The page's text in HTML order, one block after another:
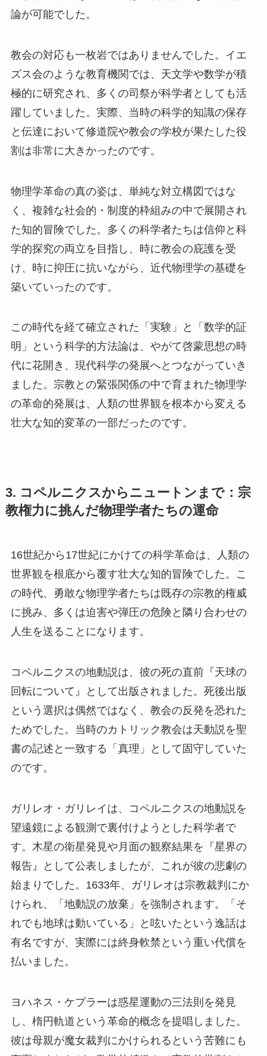
論が可能でした。
教会の対応も一枚岩ではありませんでした。イエ
ズス会のような教育機関では、天文学や数学が積
極的に研究され、多くの司祭が科学者としても活
躍していました。実際、当時の科学的知識の保存
と伝達において修道院や教会の学校が果たした役
割は非常に大きかったのです。
物理学革命の真の姿は、単純な対立構図ではな
く、複雑な社会的・制度的枠組みの中で展開され
た知的冒険でした。多くの科学者たちは信仰と科
学的探究の両立を目指し、時に教会の庇護を受
け、時に抑圧に抗いながら、近代物理学の基礎を
築いていったのです。
この時代を経て確立された「実験」と「数学的証
明」という科学的方法論は、やがて啓蒙思想の時
代に花開き、現代科学の発展へとつながっていき
ました。宗教との緊張関係の中で育まれた物理学
の革命的発展は、人類の世界観を根本から変える
壮大な知的変革の一部だったのです。
3. コペルニクスからニュートンまで：宗
教権力に挑んだ物理学者たちの運命
16世紀から17世紀にかけての科学革命は、人類の
世界観を根底から覆す壮大な知的冒険でした。こ
の時代、勇敢な物理学者たちは既存の宗教的権威
に挑み、多くは迫害や弾圧の危険と隣り合わせの
人生を送ることになります。
コペルニクスの地動説は、彼の死の直前『天球の
回転について』として出版されました。死後出版
という選択は偶然ではなく、教会の反発を恐れた
ためでした。当時のカトリック教会は天動説を聖
書の記述と一致する「真理」として固守していた
のです。
ガリレオ・ガリレイは、コペルニクスの地動説を
望遠鏡による観測で裏付けようとした科学者で
す。木星の衛星発見や月面の観察結果を『星界の
報告』として公表しましたが、これが彼の悲劇の
始まりでした。1633年、ガリレオは宗教裁判にか
けられ、「地動説の放棄」を強制されます。「そ
れでも地球は動いている」と呟いたという逸話は
有名ですが、実際には終身軟禁という重い代償を
払いました。
ヨハネス・ケプラーは惑星運動の三法則を発見
し、楕円軌道という革命的概念を提唱しました。
彼は母親が魔女裁判にかけられるという苦難にも